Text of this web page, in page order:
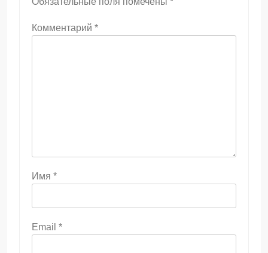
Комментарий *
Имя *
Email *